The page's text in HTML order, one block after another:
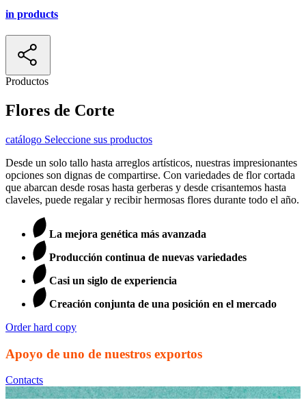
in products
Productos
Flores de Corte
catálogo Seleccione sus productos
Desde un solo tallo hasta arreglos artísticos, nuestras impresionantes
opciones son dignas de compartirse. Con variedades de flor cortada
que abarcan desde rosas hasta gerberas y desde crisantemos hasta
claveles, puede regalar y recibir hermosas flores durante todo el año.
La mejora genética más avanzada
Producción continua de nuevas variedades
Casi un siglo de experiencia
Creación conjunta de una posición en el mercado
Order hard copy
Apoyo de uno de nuestros exportos
Contacts